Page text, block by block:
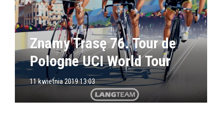
Znamy Trasę 76. Tour de
Pologne UCI World Tour
11 kwietnia 2019 13:03